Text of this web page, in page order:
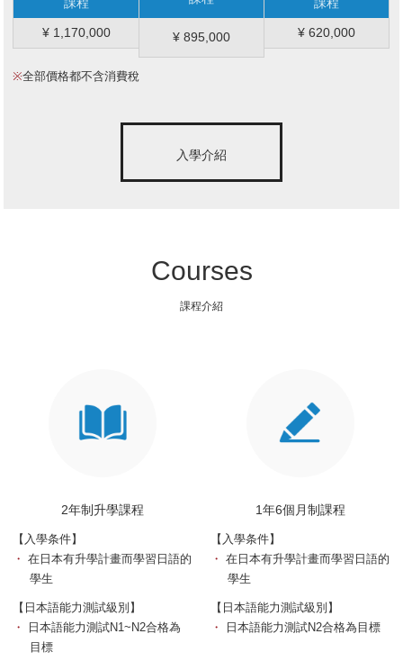
課程
¥ 1,170,000 ¥ 895,000
課程
¥ 620,000
※全部價格都不含消費稅
入學介紹
Courses
課程介紹
2年制升學課程
【入學条件】
・ 在日本有升學計畫而學習日語的
學生
【日本語能力測試級別】
・
日本語能力測試N1~N2合格為
目標
1年6個月制課程
【入學条件】
・ 在日本有升學計畫而學習日語的
學生
【日本語能力測試級別】
・
日本語能力測試N2合格為目標